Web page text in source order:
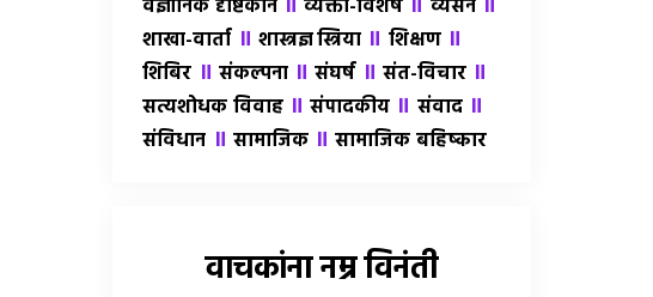
वैज्ञानिक दृष्टिकोन व्यक्ती-विशेष व्यसन
शाखा-वार्ता ॥ शास्त्रज्ञ स्त्रिया ॥ शिक्षण ॥
शिबिर ॥ संकल्पना ॥संघर्ष ॥संत-विचार ॥
सत्यशोधक विवाह ॥संपादकीय ॥ संवाद ॥
संविधान ॥ सामाजिक ॥सामाजिक बहिष्कार
वाचकांना नम्र विनंती